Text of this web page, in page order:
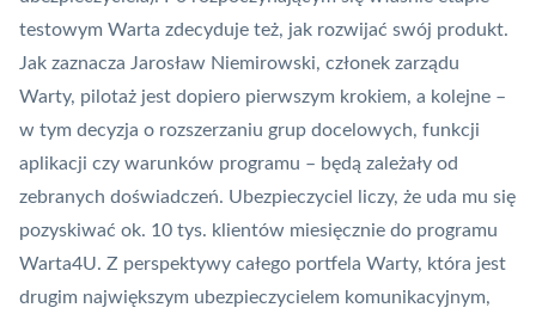
testowym Warta zdecyduje też, jak rozwijać swój produkt.
Jak zaznacza Jarosław Niemirowski, członek zarządu
Warty, pilotaż jest dopiero pierwszym krokiem, a kolejne –
w tym decyzja o rozszerzaniu grup docelowych, funkcji
aplikacji czy warunków programu – będą zależały od
zebranych doświadczeń. Ubezpieczyciel liczy, że uda mu się
pozyskiwać ok. 10 tys. klientów miesięcznie do programu
Warta4U. Z perspektywy całego portfela Warty, która jest
drugim największym ubezpieczycielem komunikacyjnym,